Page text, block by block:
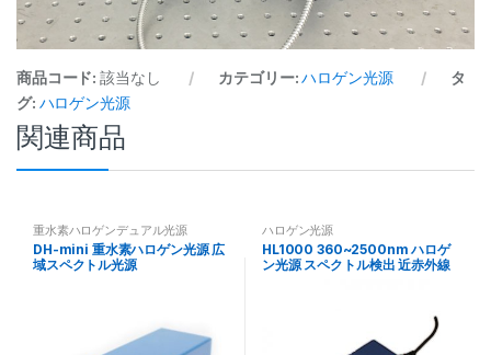
商品コード:該当なし カテゴリー:ハロゲン光源
タ
グ: ハロゲン光源
関連商品
重水素ハロゲンデュアル光源
DH-mini 重水素ハロゲン光源 広
域スペクトル光源
ハロゲン光源
HL1000 360~2500nm ハロゲ
ン光源 スペクトル検出 近赤外線